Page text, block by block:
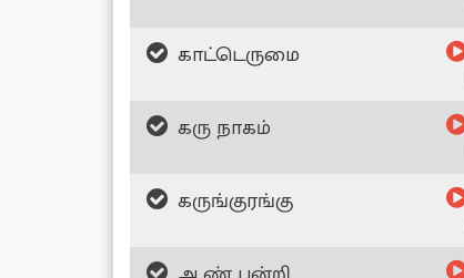
காட்டெருமை
கரு நாகம்
கருங்குரங்கு